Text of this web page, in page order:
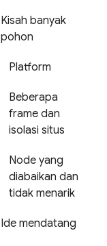
Kisah banyak
pohon
Platform
Beberapa
frame dan
isolasi situs
Node yang
diabaikan dan
tidak menarik
Ide mendatang